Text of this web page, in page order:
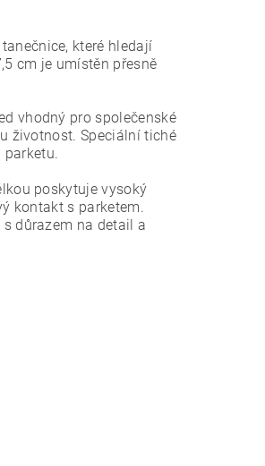
které hledají
cm je umístěn přesně
vhodný pro společenské
životnost. Speciální tiché
poskytuje vysoký
kontakt s parketem.
důrazem na detail a